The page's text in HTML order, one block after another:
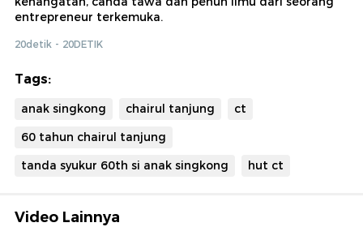
entrepreneur terkemuka.
20detik - 20DETIK
Tags:
anak singkong chairul tanjung
ct
60 tahun chairul tanjung
tanda syukur 60th si anak singkong
hut ct
Video Lainnya